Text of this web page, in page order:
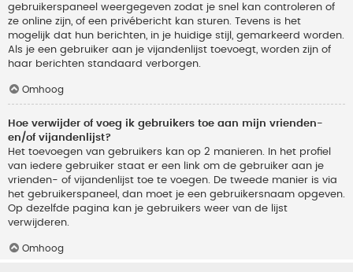
gebruikerspaneel weergegeven zodat je snel kan controleren of
ze online zijn, of een privébericht kan sturen. Tevens is het
mogelijk dat hun berichten, in je huidige stijl, gemarkeerd worden.
Als je een gebruiker aan je vijandenlijst toevoegt, worden zijn of
haar berichten standaard verborgen.
Omhoog
Hoe verwijder of voeg ik gebruikers toe aan mijn vrienden-
en/of vijandenlijst?
Het toevoegen van gebruikers kan op 2 manieren. In het profiel
van iedere gebruiker staat er een link om de gebruiker aan je
vrienden- of vijandenlijst toe te voegen. De tweede manier is via
het gebruikerspaneel, dan moet je een gebruikersnaam opgeven.
Op dezelfde pagina kan je gebruikers weer van de lijst
verwijderen.
Omhoog